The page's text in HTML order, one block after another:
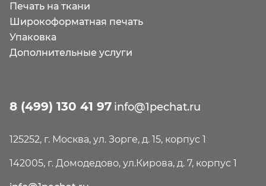
Печать на ткани
Широкоформатная печать
Упаковка
Дополнительные услуги
8 (499) 130 41 97 info@1pechat.ru
125252, г. Москва, ул. Зорге, д. 15, корпус 1
142005, г. Домодедово, ул.Кирова, д. 7, корпус 1